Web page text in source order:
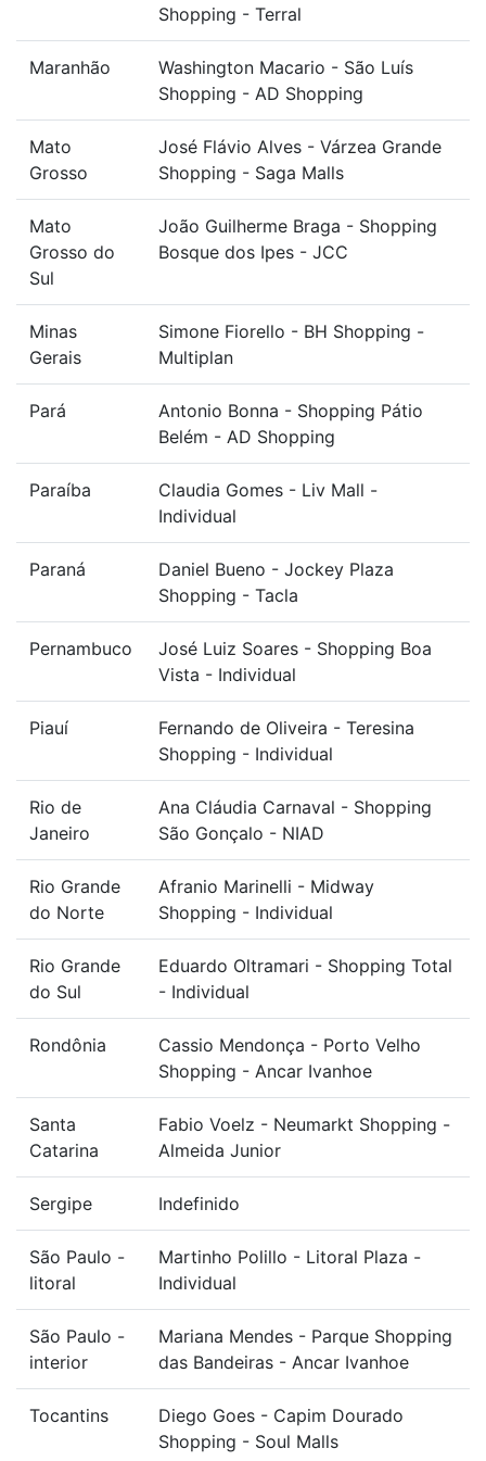
Shopping - Terral
Maranhão
Washington Macario - São Luís
Shopping - AD Shopping
Mato
Grosso
José Flávio Alves - Várzea Grande
Shopping - Saga Malls
Mato
Grosso do
Sul
João Guilherme Braga - Shopping
Bosque dos Ipes - JCC
Minas
Gerais
Simone Fiorello - BH Shopping -
Multiplan
Pará
Antonio Bonna - Shopping Pátio
Belém - AD Shopping
Paraíba
Claudia Gomes - Liv Mall -
Individual
Paraná
Daniel Bueno - Jockey Plaza
Shopping - Tacla
Pernambuco
José Luiz Soares - Shopping Boa
Vista - Individual
Piauí
Fernando de Oliveira - Teresina
Shopping - Individual
Rio de
Janeiro
Ana Cláudia Carnaval - Shopping
São Gonçalo - NIAD
Rio Grande
do Norte
Afranio Marinelli - Midway
Shopping - Individual
Rio Grande
do Sul
Eduardo Oltramari - Shopping Total
- Individual
Rondônia
Cassio Mendonça - Porto Velho
Shopping - Ancar Ivanhoe
Santa
Catarina
Fabio Voelz - Neumarkt Shopping -
Almeida Junior
Sergipe Indefinido
São Paulo -
litoral
Martinho Polillo - Litoral Plaza -
Individual
São Paulo -
interior
Mariana Mendes - Parque Shopping
das Bandeiras - Ancar Ivanhoe
Tocantins
Diego Goes - Capim Dourado
Shopping - Soul Malls